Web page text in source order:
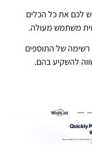
לכם את כל הכלים
משתמש מעולה.
רשימה של התוספים
להשקיע בהם.